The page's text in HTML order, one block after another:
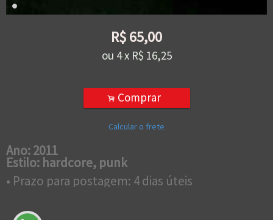
R$65,00
ou 4x R$ 16,25
. Comprar
Calcular o frete
Ano: 2011
Estilo: hardcore, punk
• Prazo para postagem: 4 dias úteis